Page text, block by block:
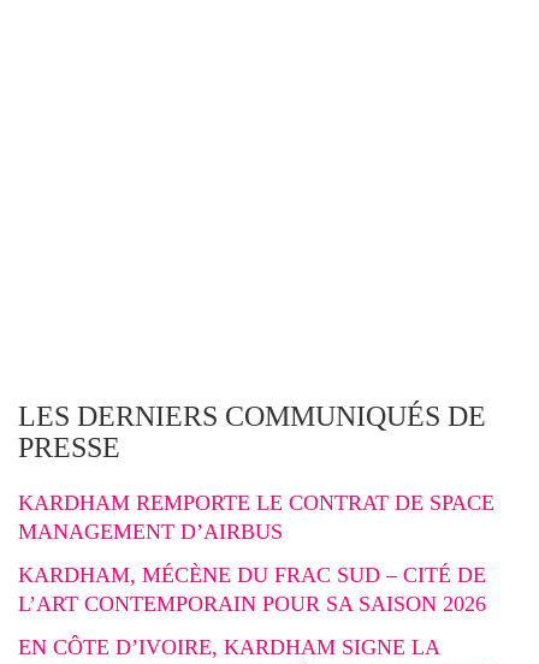
LES DERNIERS COMMUNIQUÉS DE
PRESSE
KARDHAM REMPORTE LE CONTRAT DE SPACE
MANAGEMENT D’AIRBUS
KARDHAM, MÉCÈNE DU FRAC SUD – CITÉ DE
L’ART CONTEMPORAIN POUR SA SAISON 2026
EN CÔTE D’IVOIRE, KARDHAM SIGNE LA